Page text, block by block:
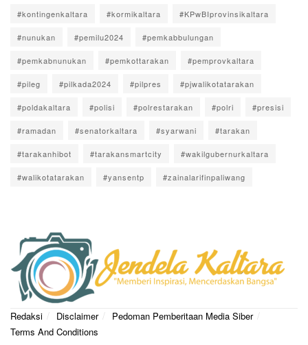
#kontingenkaltara #kormikaltara #KPwBIprovinsikaltara
#nunukan #pemilu2024 #pemkabbulungan
#pemkabnunukan #pemkottarakan #pemprovkaltara
#pileg #pilkada2024 #pilpres #pjwalikotatarakan
#poldakaltara #polisi #polrestarakan #polri #presisi
#ramadan #senatorkaltara #syarwani #tarakan
#tarakanhibot #tarakansmartcity #wakilgubernurkaltara
#walikotatarakan #yansentp #zainalarifinpaliwang
Redaksi Disclaimer
Pedoman Pemberitaan Media Siber
Terms And Conditions